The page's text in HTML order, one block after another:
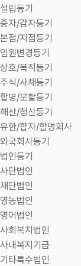
설립등기
증자/감자등기
본점/지점등기
임원변경등기
상호/목적등기
주식/사채등기
합병/분할등기
해산/청산등기
유한/합자/합명회사
외국회사등기
법인등기
사단법인
재단법인
영농법인
영어법인
사회복지법인
사내복지기금
기타특수법인